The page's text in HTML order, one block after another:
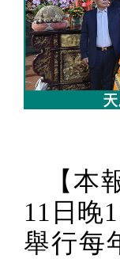
【本
11 日晚
舉行每